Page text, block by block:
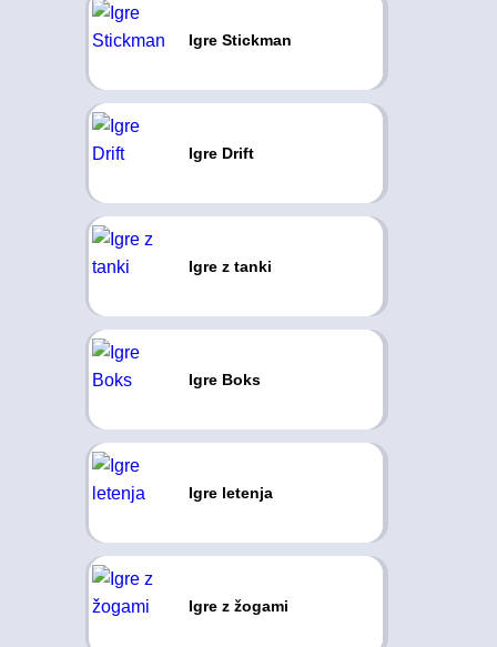
Igre Stickman
Igre Drift
Igre z tanki
Igre Boks
Igre letenja
Igre z žogami